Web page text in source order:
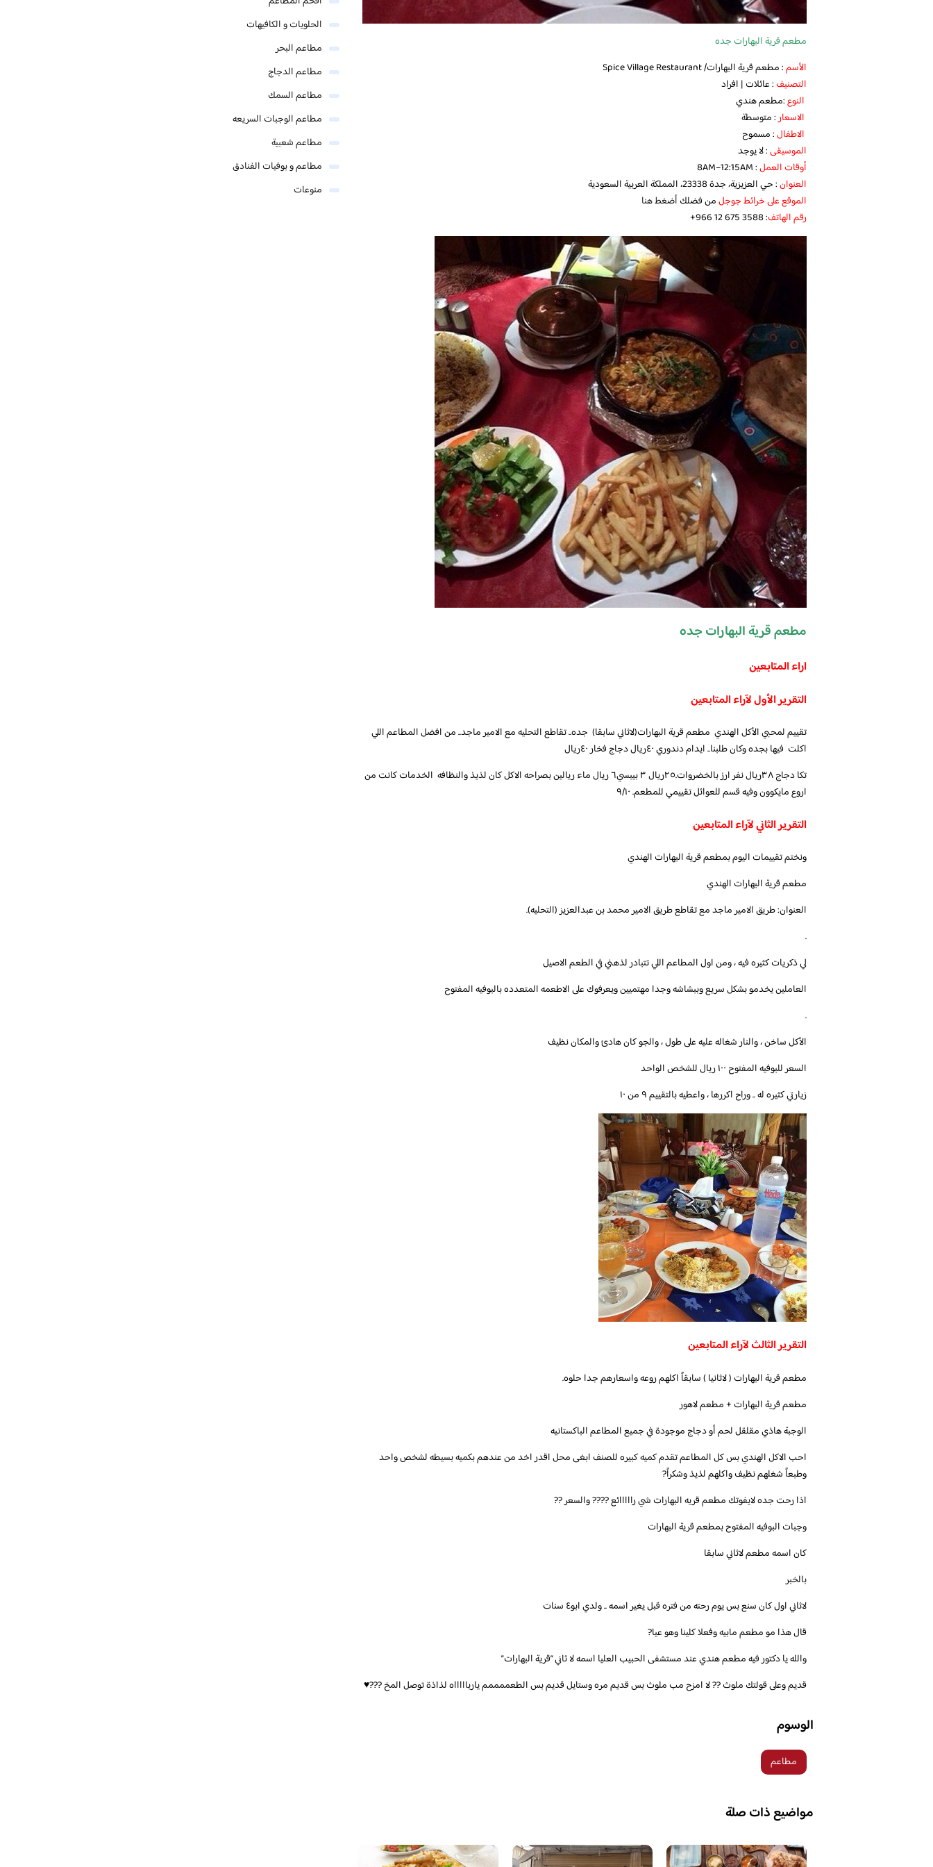
مطعم قرية البهارات جده
الأسم: مطعم قرية البهارات/ Spice Village Restaurant
التصنيف: عائلات | افراد
النوع:مطعم هندي
الاسعار: متوسطة
الاطفال: مسموح
الموسيقى: لا يوجد
أوقات العمل: 8AM–12:15AM
العنوان: حي العزيزية، جدة 23338، المملكة العربية السعودية
الموقع على خرائط جوجلمن فضلك أضغط هنا
رقم الهاتف: ‪ ‏‪+966 12 675 3588‬‏
مطعم قرية البهارات جده
اراء المتابعين
التقرير الأول لآراء المتابعين
تقييم لمحبي الأكل الهندي مطعم قرية البهارات(لاثاني سابقا) جده.. تقاطع التحليه مع الامير ماجد.. من افضل المطاعم اللي
اكلت فيها بجده وكان طلبنا.. ايدام دندوري ٤٠ريال دجاج فخار ٤٠ريال
تكا دجاج ٣٨ريال نفر ارز بالخضروات.٢٥ريال ٣ بيبسي٦ ريال ماء ريالين بصراحه الاكل كان لذيذ والنظافه الخدمات كانت من
اروع مايكوون وفيه قسم للعوائل تقييمي للمطعم. ٩/١٠
التقرير الثاني لآراء المتابعين
ونختم تقييمات اليوم بمطعم قرية البهارات الهندي
مطعم قرية البهارات الهندي
العنوان: طريق الامير ماجد مع تقاطع طريق الامير محمد بن عبدالعزيز (التحليه).
.
لي ذكريات كثيره فيه ، ومن اول المطاعم اللي تتبادر لذهني في الطعم الاصيل
العاملين يخدمو بشكل سريع وببشاشه وجدا مهتميين ويعرفوك على الاطعمه المتعدده بالبوفيه المفتوح
.
الأكل ساخن ، والنار شغاله عليه على طول ، والجو كان هادئ والمكان نظيف
السعر للبوفيه المفتوح ١٠٠ ريال للشخص الواحد
زيارتي كثيره له .. وراح اكررها ، واعطيه بالتقييم ٩ من ١٠
التقرير الثالث لآراء المتابعين
الوجبة هاذي مقلقل لحم أو دجاج موجودة في جميع المطاعم الباكستانيه
احب الاكل الهندي بس كل المطاعم تقدم كميه كبيره للصنف ابغى محل اقدر اخد من عندهم بكميه بسيطه لشخص واحد
وطبعاً شغلهم نظيف واكلهم لذيذ وشكراً?
وجبات البوفيه المفتوح بمطعم قرية البهارات
كان اسمه مطعم لاثاني سابقا
بالخبر ‎
لاثاني اول كان سنع بس يوم رحته من فتره قبل يغير اسمه .. ولدي ابو٤ سنات
قال هذا مو مطعم مابيه وفعلا كلينا وهو عيا?
قديم وعلى قولتك ملوث ?? لا امزح مب ملوث بس قديم مره وستايل قديم بس الطعممممم يارباااااه لذاذة توصل المخ ???♥️
الوسوم
مطاعم
مواضيع ذات صلة
الحلويات و الكافيهات ‎
مطاعم البحر
مطاعم الدجاج
مطاعم السمك
مطاعم الوجبات السريعه
مطاعم شعبية
مطاعم و بوفيات الفنادق
منوعات